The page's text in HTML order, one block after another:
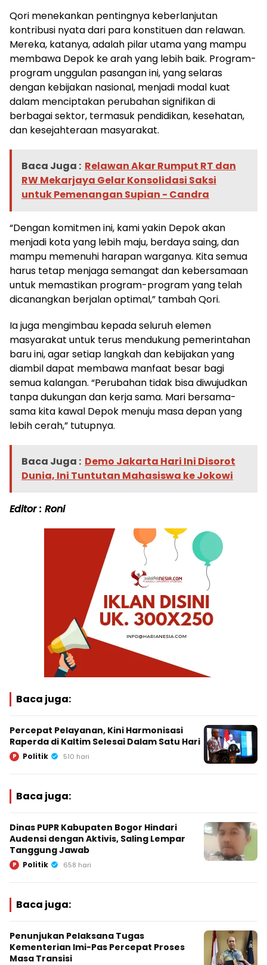
Qori menekankan pentingnya keberlanjutan
kontribusi nyata dari para konstituen dan relawan.
Mereka, katanya, adalah pilar utama yang mampu
membawa Depok ke arah yang lebih baik. Program-
program unggulan pasangan ini, yang selaras
dengan kebijakan nasional, menjadi modal kuat
dalam menciptakan perubahan signifikan di
berbagai sektor, termasuk pendidikan, kesehatan,
dan kesejahteraan masyarakat.
Baca Juga : Relawan Akar Rumput RT dan
RW Mekarjaya Gelar Konsolidasi Saksi
untuk Pemenangan Supian - Candra
“Dengan komitmen ini, kami yakin Depok akan
menjadi kota yang lebih maju, berdaya saing, dan
mampu memenuhi harapan warganya. Kita semua
harus tetap menjaga semangat dan kebersamaan
untuk memastikan program-program yang telah
dicanangkan berjalan optimal,” tambah Qori.
Ia juga mengimbau kepada seluruh elemen
masyarakat untuk terus mendukung pemerintahan
baru ini, agar setiap langkah dan kebijakan yang
diambil dapat membawa manfaat besar bagi
semua kalangan. “Perubahan tidak bisa diwujudkan
tanpa dukungan dan kerja sama. Mari bersama-
sama kita kawal Depok menuju masa depan yang
lebih cerah,” tutupnya.
Baca Juga : Demo Jakarta Hari Ini Disorot
Dunia, Ini Tuntutan Mahasiswa ke Jokowi
Editor : Roni
Baca juga:
Percepat Pelayanan, Kini Harmonisasi
Raperda di Kaltim Selesai Dalam Satu Hari
P Politik 510 hari
Baca juga:
Dinas PUPR Kabupaten Bogor Hindari
Audensi dengan Aktivis, Saling Lempar
Tanggung Jawab
P Politik 658 hari
Baca juga:
Penunjukan Pelaksana Tugas
Kementerian Imi-Pas Percepat Proses
Masa Transisi